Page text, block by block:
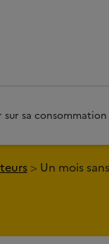
sur sa consommation
Un mois